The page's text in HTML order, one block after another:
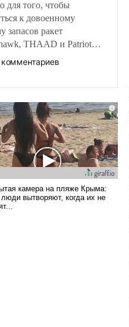
для того, чтобы
к довоенному
запасов ракет
THAAD и Patriot
более трех
небольшая война с
ситуация
многолетний период
США, например,
Китаем.